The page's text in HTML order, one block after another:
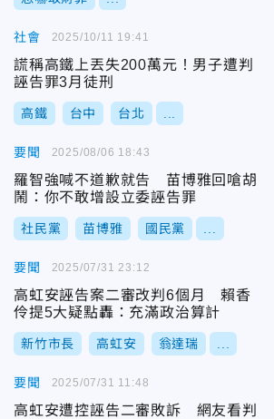
社會
謊稱高鐵上丟失200萬元！男子遭判
誣告罪3月徒刑
高鐵 台中 台北
2025/10/11 19:41
要聞
羅智強喊不道歉就告 苗博雅回嗆胡
鬧：你不敢增設立委誣告罪
社民黨 苗博雅 國民黨
2025/08/06 18:43
要聞
高虹安誣告案二審改判6個月 賴香
伶提5大疑點轟：充滿政治算計
新竹市長 高虹安 翁達瑞
2025/07/31 23:12
要聞
高虹安遭控誣告二審敗訴 網友看判
2025/07/31 11:48